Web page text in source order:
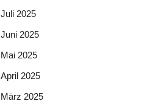
Juli 2025
Juni 2025
Mai 2025
April 2025
März 2025